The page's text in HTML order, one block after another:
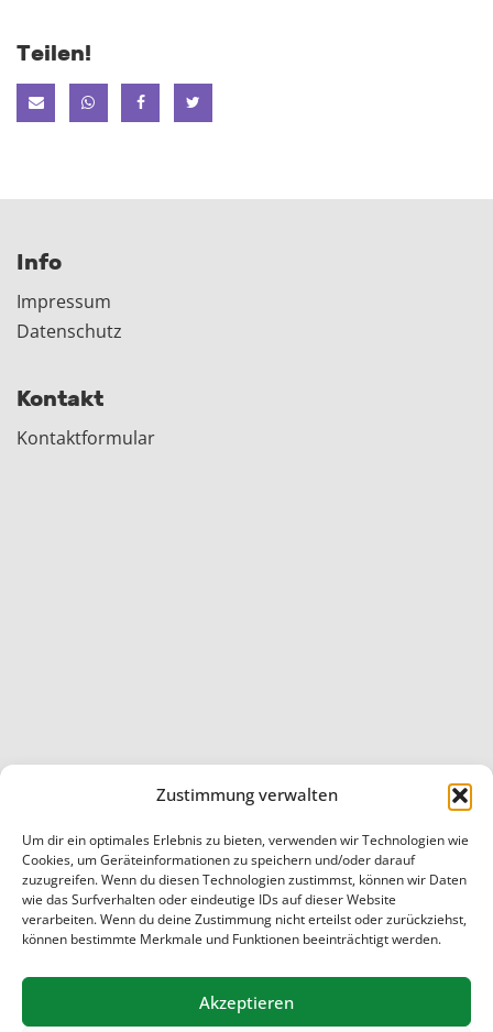
Zustimmung verwalten
Um dir ein optimales Erlebnis zu bieten, verwenden wir Technologien wie
Cookies, um Geräteinformationen zu speichern und/oder darauf
zuzugreifen. Wenn du diesen Technologien zustimmst, können wir Daten
wie das Surfverhalten oder eindeutige IDs auf dieser Website
verarbeiten. Wenn du deine Zustimmung nicht erteilst oder zurückziehst,
können bestimmte Merkmale und Funktionen beeinträchtigt werden.
Akzeptieren
Teilen!
Info
Impressum
Datenschutz
Kontakt
Kontaktformular
Startseite/Allgemein /Jazz, Klassik und ganz viel
Rhythmus
© 2026 Schule Marmstorf